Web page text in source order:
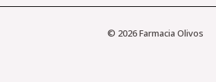
© 2026 Farmacia Olivos